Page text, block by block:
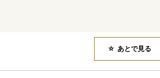
あとで見る